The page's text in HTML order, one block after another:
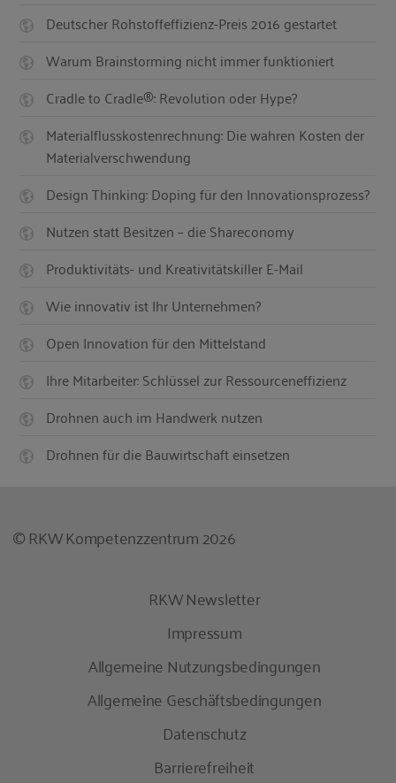
Deutscher Rohstoffeffizienz-Preis 2016 gestartet
Warum Brainstorming nicht immer funktioniert
Cradle to Cradle®: Revolution oder Hype?
Materialflusskostenrechnung: Die wahren Kosten der
Materialverschwendung
Design Thinking: Doping für den Innovationsprozess?
Nutzen statt Besitzen – die Shareconomy
Produktivitäts- und Kreativitätskiller E-Mail
Wie innovativ ist Ihr Unternehmen?
Open Innovation für den Mittelstand
Ihre Mitarbeiter: Schlüssel zur Ressourceneffizienz
Drohnen auch im Handwerk nutzen
Drohnen für die Bauwirtschaft einsetzen
© RKW Kompetenzzentrum 2026
RKW Newsletter
Impressum
Allgemeine Nutzungsbedingungen
Allgemeine Geschäftsbedingungen
Datenschutz
Barrierefreiheit